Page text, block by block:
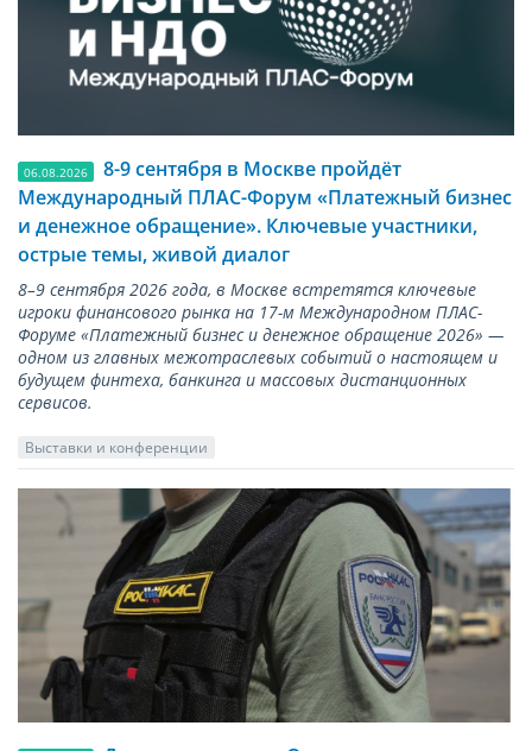
06.08.2026
8-9 сентября в Москве пройдёт
Международный ПЛАС-Форум «Платежный бизнес
и денежное обращение». Ключевые участники,
острые темы, живой диалог
8–9 сентября 2026 года, в Москве встретятся ключевые
игроки финансового рынка на 17-м Международном ПЛАС-
Форуме «Платежный бизнес и денежное обращение 2026» —
одном из главных межотраслевых событий о настоящем и
будущем финтеха, банкинга и массовых дистанционных
сервисов.
Выставки и конференции